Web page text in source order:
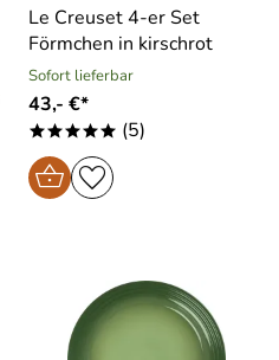
Le Creuset 4-er Set
Förmchen in kirschrot
Sofort lieferbar
43,- €*
***** (5)